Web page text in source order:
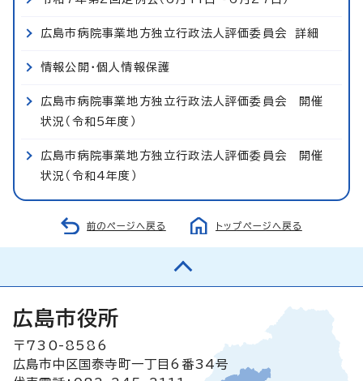
広島市病院事業地方独立行政法人評価委員会 詳細
情報公開・個人情報保護
広島市病院事業地方独立行政法人評価委員会 開催
状況（令和5年度）
広島市病院事業地方独立行政法人評価委員会 開催
状況（令和4年度）
前のページへ戻る トップページへ戻る
広島市役所
〒730-8586
広島市中区国泰寺町一丁目6番34号